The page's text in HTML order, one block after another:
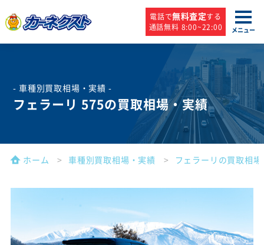
電話で無料査定する
通話無料 8:00~22:00
メニュー
- 車種別買取相場・実績 -
フェラーリ 575の買取相場・実績
ホーム 車種別買取相場・実績 フェラーリの買取相